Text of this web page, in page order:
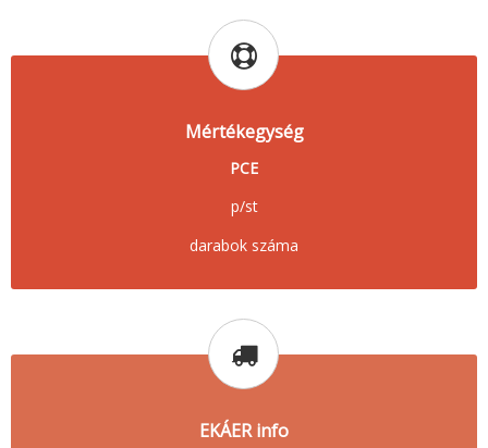
Mértékegység
PCE
p/st
darabok száma
EKÁER info